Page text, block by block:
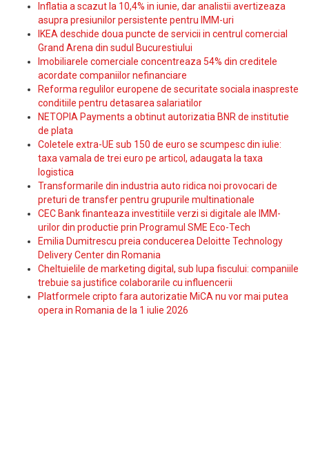
Inflatia a scazut la 10,4% in iunie, dar analistii avertizeaza
asupra presiunilor persistente pentru IMM-uri
IKEA deschide doua puncte de servicii in centrul comercial
Grand Arena din sudul Bucurestiului
Imobiliarele comerciale concentreaza 54% din creditele
acordate companiilor nefinanciare
Reforma regulilor europene de securitate sociala inaspreste
conditiile pentru detasarea salariatilor
NETOPIA Payments a obtinut autorizatia BNR de institutie
de plata
Coletele extra-UE sub 150 de euro se scumpesc din iulie:
taxa vamala de trei euro pe articol, adaugata la taxa
logistica
Transformarile din industria auto ridica noi provocari de
preturi de transfer pentru grupurile multinationale
CEC Bank finanteaza investitiile verzi si digitale ale IMM-
urilor din productie prin Programul SME Eco-Tech
Emilia Dumitrescu preia conducerea Deloitte Technology
Delivery Center din Romania
Cheltuielile de marketing digital, sub lupa fiscului: companiile
trebuie sa justifice colaborarile cu influencerii
Platformele cripto fara autorizatie MiCA nu vor mai putea
opera in Romania de la 1 iulie 2026